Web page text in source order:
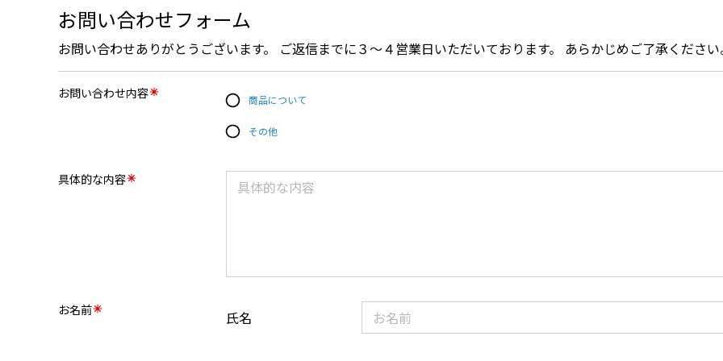
お問い合わせフォーム
お問い合わせありがとうございます。 ご返信までに３〜４営業日いただいております。 あらかじめご了承くださ
お問い合わせ内容 商品について
その他
具体的な内容
お名前 氏名